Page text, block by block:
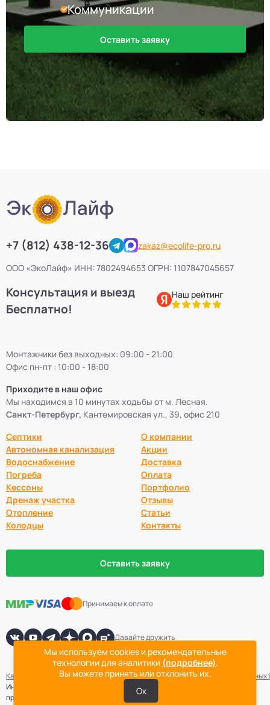
Коммуникации
Оставить заявку
+7 (812) 438-12-36
zakaz@ecolife-pro.ru
ООО «ЭкоЛайф» ИНН: 7802494653 ОГРН: 1107847045657
Консультация и выезд
Бесплатно!
Наш рейтинг
Монтажники без выходных: 09:00 - 21:00
Офис пн-пт : 10:00 - 18:00
Приходите в наш офис
Мы находимся в 10 минутах ходьбы от м. Лесная.
Санкт-Петербург, Кантемировская ул., 39, офис 210
Септики
Автономная канализация
Водоснабжение
Погреба
Кессоны
Дренаж участка
Отопление
Колодцы
О компании
Акции
Доставка
Оплата
Портфолио
Отзывы
Статьи
Контакты
Оставить заявку
Принимаем к оплате
Давайте дружить
Информация не является публичной офертой. Точная стоимость
проведения работ определяется после выезда специалиста компании.
Карта сайта Политика конфиденциальностиСогласие на обработку
Мы используем cookies и рекомендательные
технологии для аналитики (подробнее).
Вы можете принять или отклонить их.
Ок